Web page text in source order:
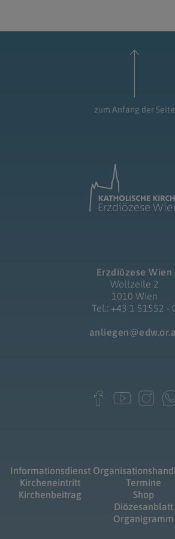
zum Anfang der Seite
Erzdiözese Wien
Wollzeile 2
1010 Wien
Tel.: +43 1 51552 -
Informationsdienst
Kircheneintritt
Kirchenbeitrag
Termine
Shop
Diözesanblatt
Organigramm